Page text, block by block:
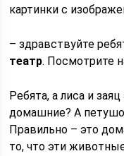
картинки с
– здравствуйте
театр. Посмотрите
Ребята, а лиса и
домашние? А
Правильно – это
то, что эти